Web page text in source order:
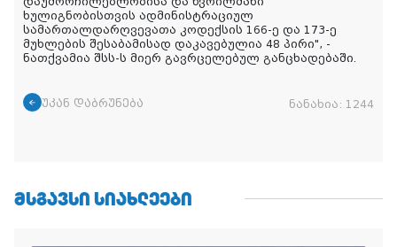
ხულიგნობისთვის ადმინისტრაციულ
სამართალდარღვევათა კოდექსის 166-ე და 173-ე
მუხლების შესაბამისად დაკავებულია 48 პირი", -
ნათქვამია შსს-ს მიერ გავრცელებულ განცხადებაში.
უკან დაბრუნება ნანახია: 1244
ᲛᲡᲒᲐᲕᲡᲘ ᲡᲘᲐᲮᲚᲔᲔᲑᲘ